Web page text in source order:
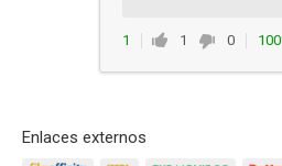
1 1 0
Enlaces externos